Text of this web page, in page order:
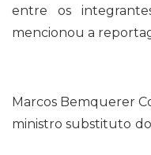
entre os
mencionou a
Marcos Bemquerer
ministro substituto